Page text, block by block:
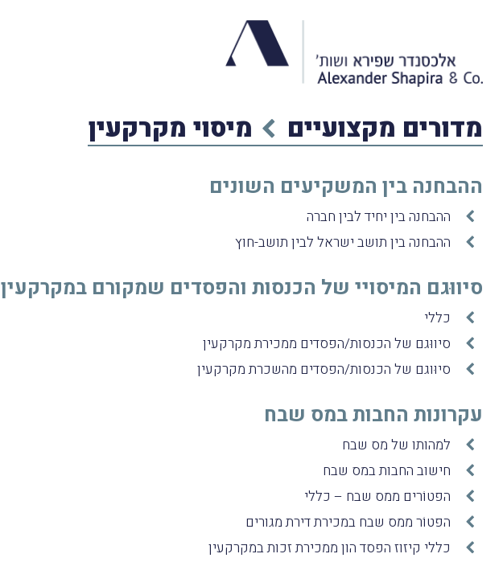
מדורים מקצועיים מיסוי מקרקעין
ההבחנה בין המשקיעים השונים
ההבחנה בין יחיד לבין חברה
ההבחנה בין תושב ישראל לבין תושב-חוץ
סיווּגם המיסויי של הכנסות והפסדים שמקורם במקרקעין
כללי
סיווּגם של הכנסות/הפסדים ממכירת מקרקעין
סיוּוגם של הכנסות/הפסדים מהשכרת מקרקעין
עקרונות החבות במס שבח
למהותו של מס שבח
חישוב החבות במס שבח
הפטוֹרים ממס שבח – כללי
הפטוֹר ממס שבח במכירת דירת מגורים
כללי קיזוז הפסד הון ממכירת זכות במקרקעין